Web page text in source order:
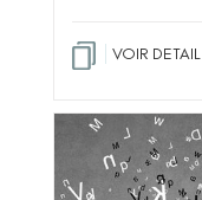
VOIR DETAIL